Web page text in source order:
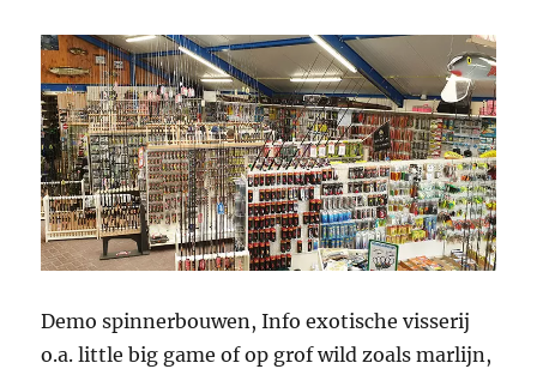
Demo spinnerbouwen, Info exotische visserij
o.a. little big game of op grof wild zoals marlijn,